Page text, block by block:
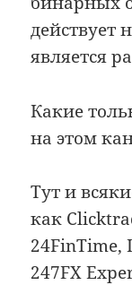
действует
является
Какие
на этом
Тут и
как
24FinTime,
247FX